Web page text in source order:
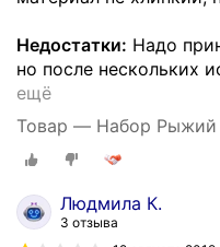
Недостатки: Надо
но после нескольких
ещё
Товар — Набор Рыжий
Людмила К.
3 отзыва